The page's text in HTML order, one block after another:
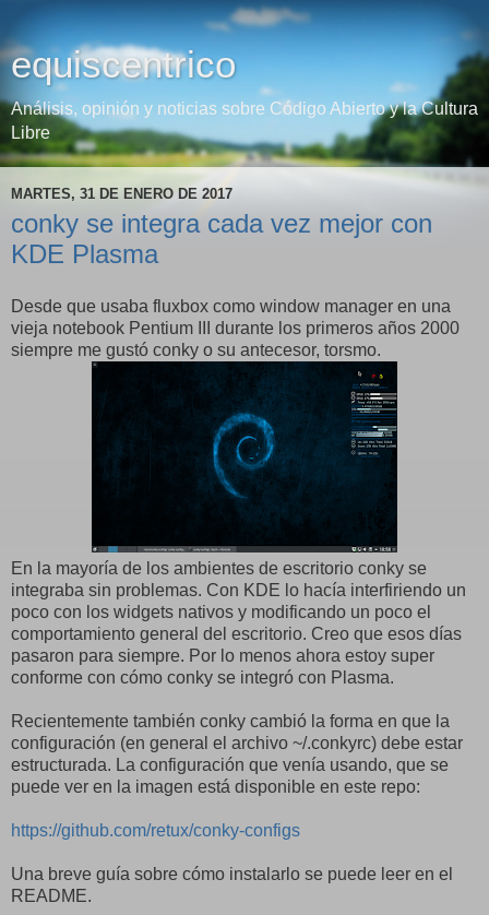
equiscentrico
Análisis, opinión y noticias sobre Código Abierto y la Cultura
Libre
MARTES, 31 DE ENERO DE 2017
conky se integra cada vez mejor con
KDE Plasma
Desde que usaba fluxbox como window manager en una
vieja notebook Pentium III durante los primeros años 2000
siempre me gustó conky o su antecesor, torsmo.
En la mayoría de los ambientes de escritorio conky se
integraba sin problemas. Con KDE lo hacía interfiriendo un
poco con los widgets nativos y modificando un poco el
comportamiento general del escritorio. Creo que esos días
pasaron para siempre. Por lo menos ahora estoy super
conforme con cómo conky se integró con Plasma.
Recientemente también conky cambió la forma en que la
configuración (en general el archivo ~/.conkyrc) debe estar
estructurada. La configuración que venía usando, que se
puede ver en la imagen está disponible en este repo:
https://github.com/retux/conky-configs
Una breve guía sobre cómo instalarlo se puede leer en el
README.